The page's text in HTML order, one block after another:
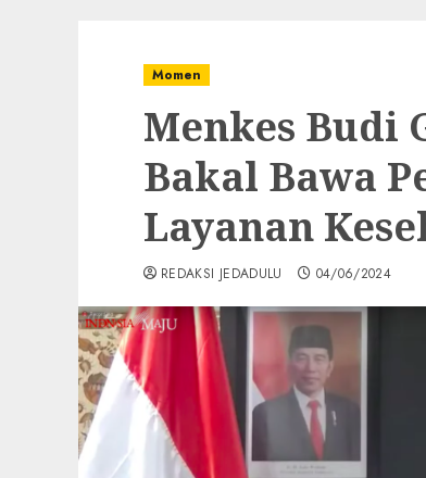
Momen
Menkes Budi
Bakal Bawa
Layanan
REDAKSI JEDADULU 04/06/2024